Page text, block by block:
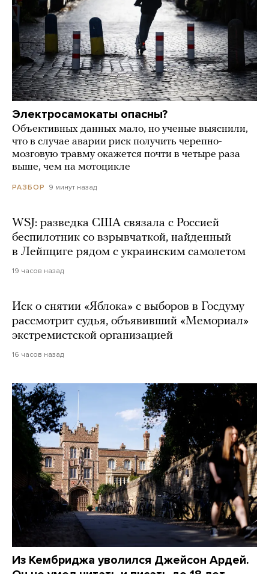
Электросамокаты опасны?
Объективных данных мало, но ученые выяснили,
что в случае аварии риск получить черепно-
мозговую травму окажется почти в четыре раза
выше, чем на мотоцикле
РАЗБОР 9 минут назад
WSJ: разведка США связала с Россией
беспилотник со взрывчаткой, найденный
в Лейпциге рядом с украинским самолетом
19 часов назад
Иск о снятии «Яблока» с выборов в Госдуму
рассмотрит судья, объявивший «Мемориал»
экстремистской организацией
16 часов назад
Из Кембриджа уволился Джейсон Ардей.